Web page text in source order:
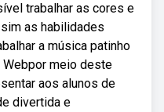
trabalhar as cores e
as habilidades
a música patinho
meio deste
aos alunos de
divertida e